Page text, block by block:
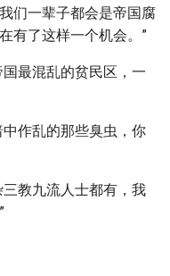
们一辈子都会是帝国腐
有了这样一个机会。”
最混乱的贫民区，一
作乱的那些臭虫，你
教九流人士都有，我